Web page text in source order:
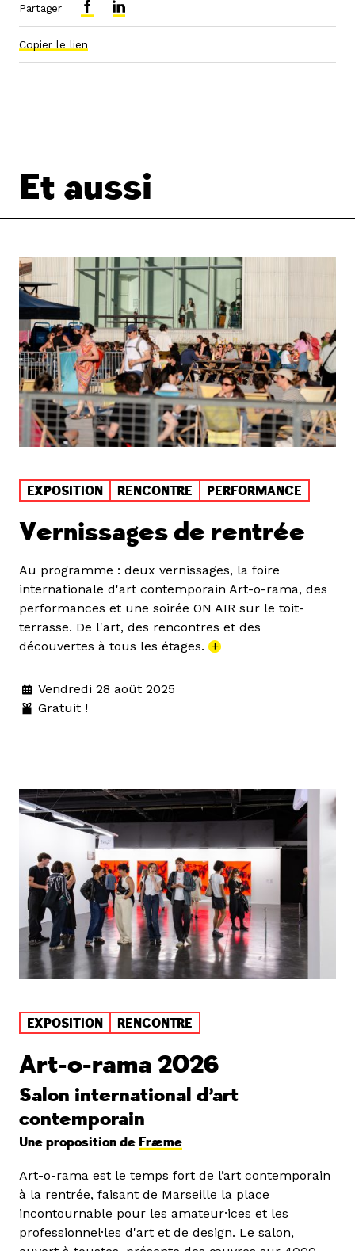
Partager
Copier le lien
Et aussi
EXPOSITION RENCONTRE PERFORMANCE
Vernissages de rentrée
Au programme : deux vernissages, la foire
internationale d'art contemporain Art-o-rama, des
performances et une soirée ON AIR sur le toit-
terrasse. De l'art, des rencontres et des
découvertes à tous les étages. +
Vendredi 28 août 2025
Gratuit !
EXPOSITION RENCONTRE
Art-o-rama 2026
Salon international d’art
contemporain
Une proposition de Fræme
Art-o-rama est le temps fort de l’art contemporain
à la rentrée, faisant de Marseille la place
incontournable pour les amateur·ices et les
professionnel·les d'art et de design. Le salon,